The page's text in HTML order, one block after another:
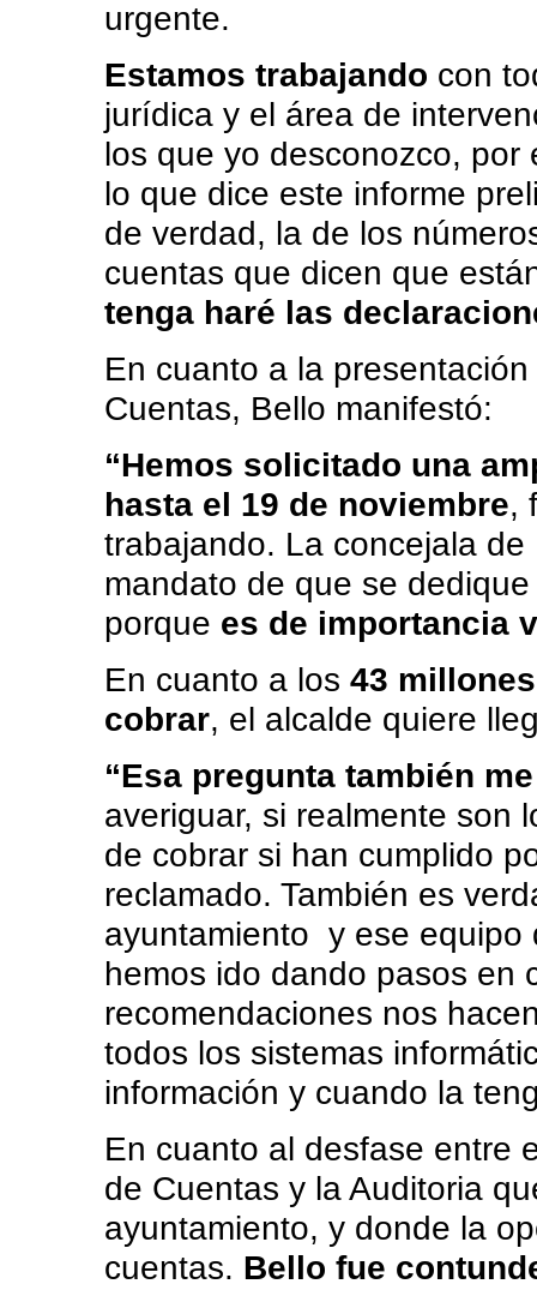
urgente.
Estamos trabajando con
jurídica y el área de
los que yo desconozco,
lo que dice este informe
de verdad, la de los
cuentas que dicen que
tenga haré las
En cuanto a la
Cuentas, Bello manifestó:
“Hemos solicitado una
hasta el 19 de noviembre,
trabajando. La concejala
mandato de que se
porque es de importancia
En cuanto a los 43
cobrar, el alcalde quiere
“Esa pregunta también
averiguar, si realmente son
de cobrar si han cumplido
reclamado. También es
ayuntamiento y ese equipo
hemos ido dando pasos en
recomendaciones nos
todos los sistemas
información y cuando la
En cuanto al desfase entre
de Cuentas y la Auditoria
ayuntamiento, y donde la
cuentas. Bello fue